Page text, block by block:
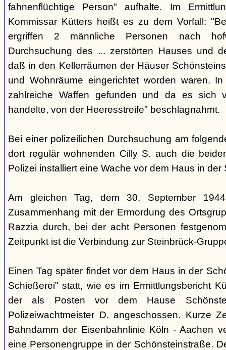
fahnenflüchtige Person" aufhalte. Im
Kommissar Kütters heißt es zu dem Vorfall:
ergriffen 2 männliche Personen nach
Durchsuchung des ... zerstörten Hauses und
daß in den Kellerräumen der Häuser
und Wohnräume eingerichtet worden waren.
zahlreiche Waffen gefunden und da es sich
handelte, von der Heeresstreife" beschlagnahmt.
Bei einer polizeilichen Durchsuchung am
dort regulär wohnenden Cilly S. auch die
Polizei installiert eine Wache vor dem Haus in
Am gleichen Tag, dem 30. September
Zusammenhang mit der Ermordung des
Razzia durch, bei der acht Personen
Zeitpunkt ist die Verbindung zur Steinbrück-
Einen Tag später findet vor dem Haus in der
Schießerei" statt, wie es im Ermittlungsbericht
der als Posten vor dem Hause
Polizeiwachtmeister D. angeschossen. Kurze
Bahndamm der Eisenbahnlinie Köln - Aachen
eine Personengruppe in der Schönsteinstraße.